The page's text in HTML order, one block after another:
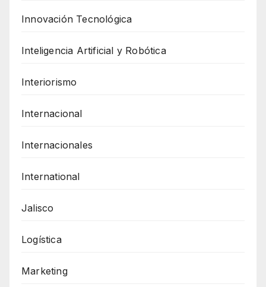
Innovación Tecnológica
Inteligencia Artificial y Robótica
Interiorismo
Internacional
Internacionales
International
Jalisco
Logística
Marketing